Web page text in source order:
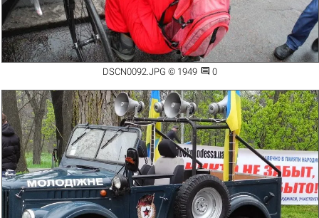
DSCN0092.JPG © 1949  0